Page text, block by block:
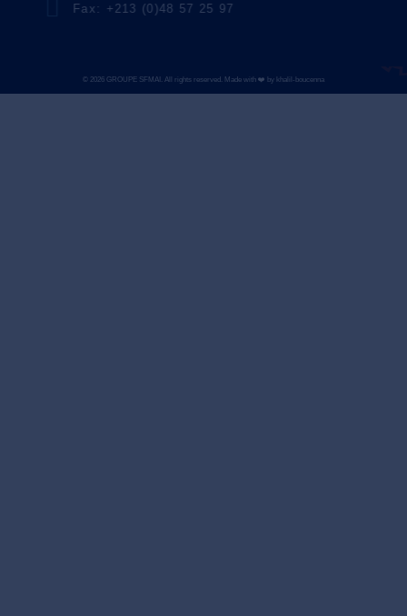
Fax: +213 (0)48 57 25 97
© 2026 GROUPE SFMAI. All rights reserved. Made with ❤️ by khalil-boucenna